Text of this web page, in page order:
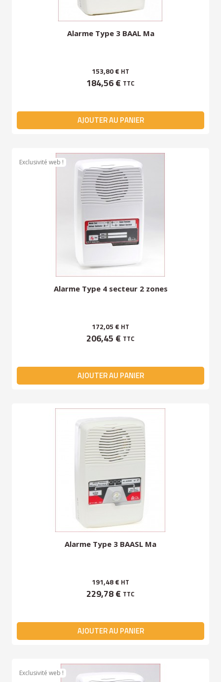
Alarme Type 3 BAAL Ma
153,80 € HT
184,56 € TTC
AJOUTER AU PANIER
Exclusivité web !
Alarme Type 4 secteur 2 zones
172,05 € HT
206,45 € TTC
AJOUTER AU PANIER
Alarme Type 3 BAASL Ma
191,48 € HT
229,78 € TTC
AJOUTER AU PANIER
Exclusivité web !